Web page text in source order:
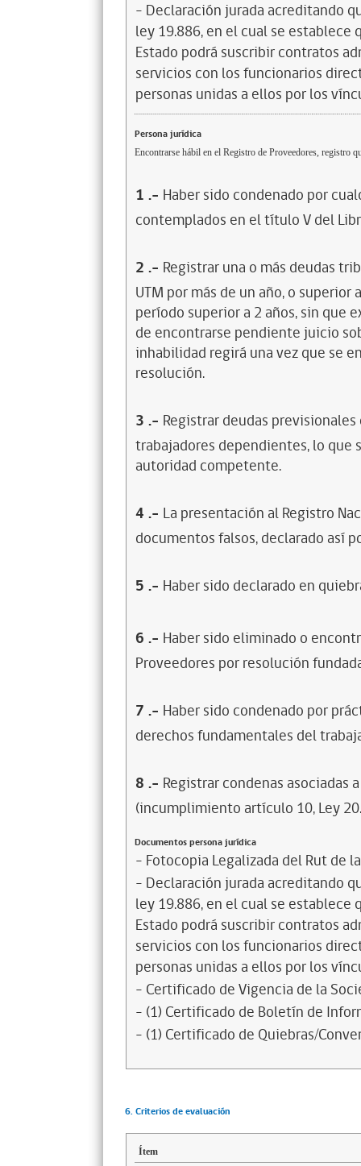
- Declaración jurada acreditando
ley 19.886, en el cual se
Estado podrá suscribir contratos
servicios con los funcionarios
personas unidas a ellos por los
Persona jurídica
Encontrarse hábil en el Registro de Proveedores, registro
1 .- Haber sido condenado por
contemplados en el título V del
2 .- Registrar una o más deudas
UTM por más de un año, o
período superior a 2 años, sin que
de encontrarse pendiente juicio
inhabilidad regirá una vez que se
resolución.
3 .- Registrar deudas
trabajadores dependientes, lo
autoridad competente.
4 .- La presentación al Registro
documentos falsos, declarado así
5 .- Haber sido declarado en
6 .- Haber sido eliminado o
Proveedores por resolución
7 .- Haber sido condenado por
derechos fundamentales del
8 .- Registrar condenas asociadas
(incumplimiento artículo 10, Ley
Documentos persona jurídica
- Fotocopia Legalizada del Rut de
- Declaración jurada acreditando
ley 19.886, en el cual se
Estado podrá suscribir contratos
servicios con los funcionarios
personas unidas a ellos por los
- Certificado de Vigencia de la
- (1) Certificado de Boletín de
- (1) Certificado de Quiebras/
6. Criterios de evaluación
Ítem